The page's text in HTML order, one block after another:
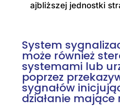
ajbliższej jednostki
System
może również
systemami lub
poprzez
sygnałów
działanie mające